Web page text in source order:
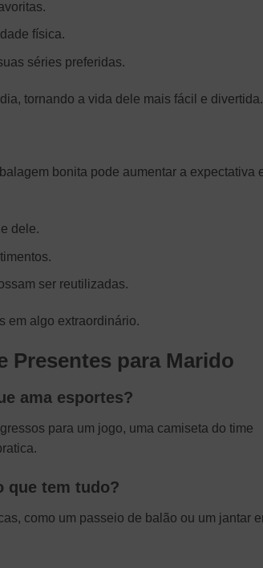
física.
séries preferidas.
tornando a vida dele mais fácil e divertida.
bonita pode aumentar a expectativa
dele.
ser reutilizadas.
em algo extraordinário.
Presentes para Marido
ama esportes?
para um jogo, uma camiseta do time
que tem tudo?
como um passeio de balão ou um jantar